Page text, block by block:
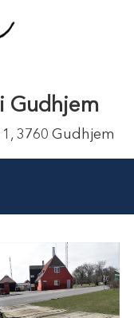
Gudhjem
3760 Gudhjem